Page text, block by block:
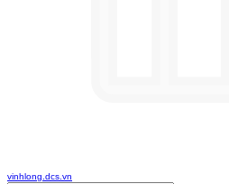
vinhlong.dcs.vn